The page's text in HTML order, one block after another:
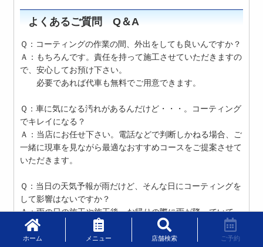
よくあるご質問 Q＆A
Ｑ：コーティングの作業の間、外出をしても良いんですか？
Ａ：もちろんです。責任を持って施工させていただきますの
で、安心してお預け下さい。
必要であれば代車も無料でご用意できます。
Ｑ：車に気になる汚れがあるんだけど・・・。コーティング
でキレイになる？
Ａ：当店にお任せ下さい。電話などで判断しかねる場合、ご
一緒に現車を見ながら最適なおすすめコースをご提案させて
いただきます。
Ｑ：当日の天気予報が雨だけど、そんな日にコーティングを
して影響はないですか？
Ａ：雨の日の施工や施工後、お帰りの際に雨が降っていて
も、全く問題ありません。
施工が終わって、雨の中でのお帰りでも、品質には影響
ホーム メニュー 店舗検索 ご予約